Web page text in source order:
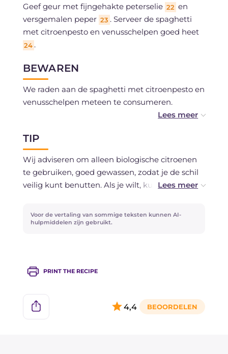
Geef geur met fijngehakte peterselie 22 en
versgemalen peper 23 . Serveer de spaghetti
met citroenpesto en venusschelpen goed heet
24 .
BEWAREN
We raden aan de spaghetti met citroenpesto en
venusschelpen meteen te consumeren.
(bij voorkeur glazen) container in de koelkast
bewaren gedurende 2 dagen. Wil je de
citroenpesto langer bewaren, dan kun je die
prima invriezen. Verdeel hem dan in kleine
porties, bijvoorbeeld met de klassieke
TIP
Wij adviseren om alleen biologische citroenen
te gebruiken, goed gewassen, zodat je de schil
veilig kunt benutten. Als je wilt, kun je in plaats
passen perfect bij de saus.
Voor de vertaling van sommige teksten kunnen AI-
hulpmiddelen zijn gebruikt.
PRINT THE RECIPE
4,4